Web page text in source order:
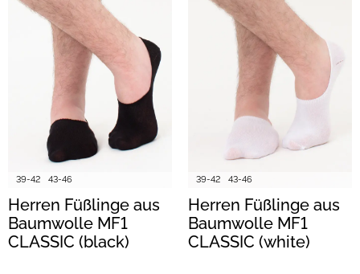
39-42 43-46
Herren Füßlinge aus
Baumwolle MF1
CLASSIC (black)
39-42 43-46
Herren Füßlinge aus
Baumwolle MF1
CLASSIC (white)